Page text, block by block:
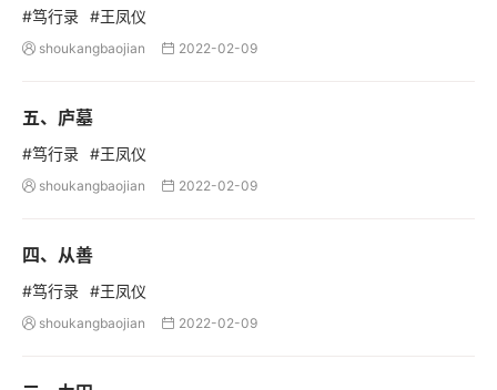
#笃行录 #王凤仪
 shoukangbaojian  2022-02-09
五、庐墓
#笃行录 #王凤仪
 shoukangbaojian  2022-02-09
四、从善
#笃行录 #王凤仪
 shoukangbaojian  2022-02-09